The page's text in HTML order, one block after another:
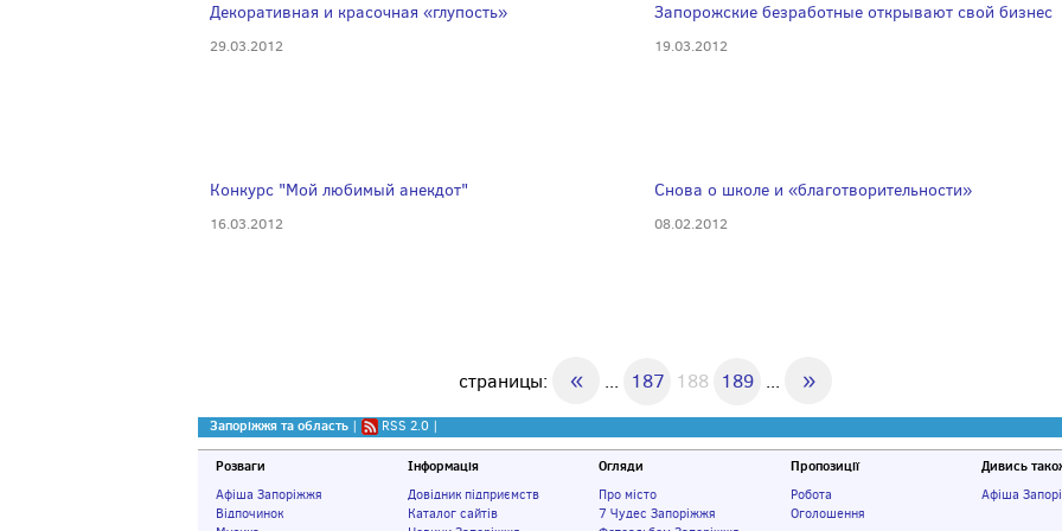
Декоративная и красочная «глупость»
29.03.2012
Запорожские безработные открывают свой бизнес
19.03.2012
Конкурс "Мой любимый анекдот"
16.03.2012
Снова о школе и «благотворительности»
08.02.2012
страницы: « ... 187 188 189 ... »
Запоріжжя та область | RSS 2.0 |
Розваги
Афіша Запоріжжя
Відпочинок
Інформація
Довідник підприємств
Каталог сайтів
Огляди
Про місто
7 Чудес Запоріжжя
Пропозиції
Робота
Оголошення
Дивись
Афіша